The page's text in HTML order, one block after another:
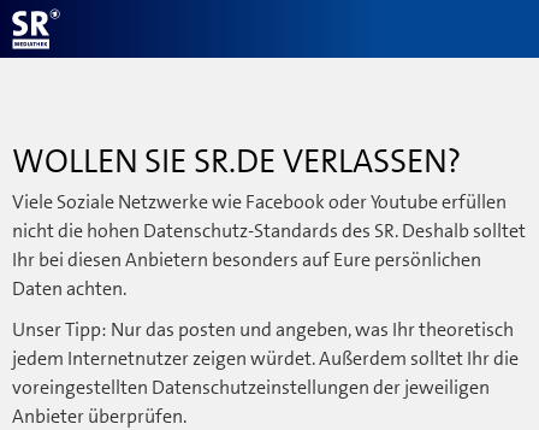
WOLLEN SIE SR.DE VERLASSEN?
Viele Soziale Netzwerke wie Facebook oder Youtube erfüllen
nicht die hohen Datenschutz-Standards des SR. Deshalb solltet
Ihr bei diesen Anbietern besonders auf Eure persönlichen
Daten achten.
Unser Tipp: Nur das posten und angeben, was Ihr theoretisch
jedem Internetnutzer zeigen würdet. Außerdem solltet Ihr die
voreingestellten Datenschutzeinstellungen der jeweiligen
Anbieter überprüfen.